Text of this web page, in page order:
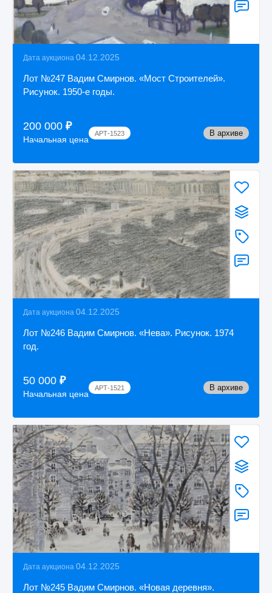
Дата аукциона 04.12.2025
Лот №247 Вадим Смирнов. «Мост Строителей».
Рисунок. 1950-е годы.
200 000 ₽
Начальная цена
АРТ-1523 В архиве
Дата аукциона 04.12.2025
Лот №246 Вадим Смирнов. «Нева». Рисунок. 1974
год.
50 000 ₽
Начальная цена
АРТ-1521 В архиве
Дата аукциона 04.12.2025
Лот №245 Вадим Смирнов. «Новая деревня».